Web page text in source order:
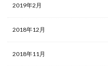
2019年2月
2018年12月
2018年11月